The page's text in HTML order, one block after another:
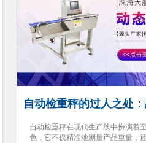
自动检重秤的过人之处
自动检重秤在现代生产线中扮演着
色，它不仅精准地测量产品重量，